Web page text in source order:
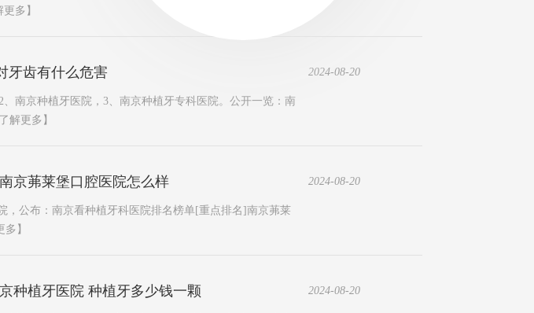
更多】
2024-08-20
牙齿有什么危害
南京种植牙医院，3、南京种植牙专科医院。公开一览：南
了解更多】
2024-08-20
京茀莱堡口腔医院怎么样
，公布：南京看种植牙科医院排名榜单[重点排名]南京茀莱
多】
2024-08-20
种植牙医院 种植牙多少钱一颗